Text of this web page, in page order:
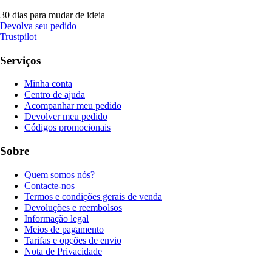
30 dias para mudar de ideia
Devolva seu pedido
Trustpilot
Serviços
Minha conta
Centro de ajuda
Acompanhar meu pedido
Devolver meu pedido
Códigos promocionais
Sobre
Quem somos nós?
Contacte-nos
Termos e condições gerais de venda
Devoluções e reembolsos
Informação legal
Meios de pagamento
Tarifas e opções de envio
Nota de Privacidade